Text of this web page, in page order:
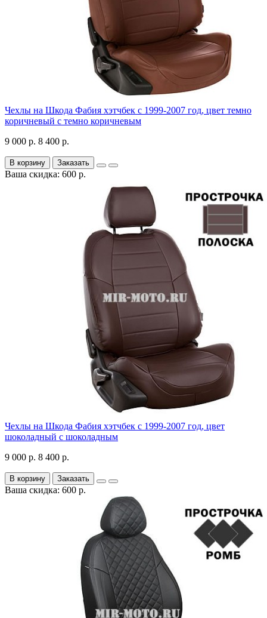
Чехлы на Шкода Фабия хэтчбек с 1999-2007 год, цвет темно
коричневый с темно коричневым
9 000 р. 8 400 р.
В корзину Заказать
Ваша скидка: 600 р.
Чехлы на Шкода Фабия хэтчбек с 1999-2007 год, цвет
шоколадный с шоколадным
9 000 р. 8 400 р.
В корзину Заказать
Ваша скидка: 600 р.